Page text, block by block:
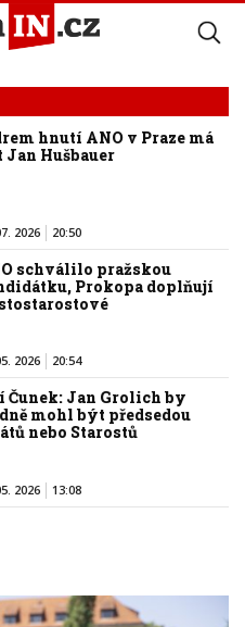
hnutí ANO v Praze má
Jan Hušbauer
2026 20:50
schválilo pražskou
Prokopa doplňují
2026 20:54
Čunek: Jan Grolich by
mohl být předsedou
nebo Starostů
2026 13:08